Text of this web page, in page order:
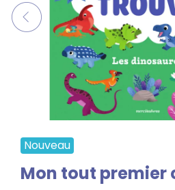
Nouveau
Mon tout premier